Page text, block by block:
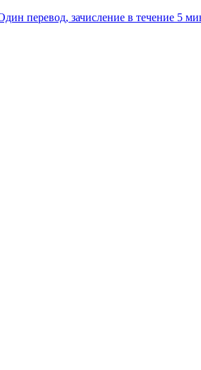
перевод, зачисление в течение 5